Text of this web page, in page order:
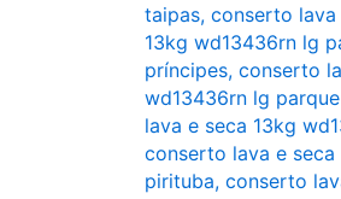
taipas, conserto lava
13kg wd13436rn lg
príncipes, conserto
wd13436rn lg
lava e seca 13kg
conserto lava e
pirituba, conserto